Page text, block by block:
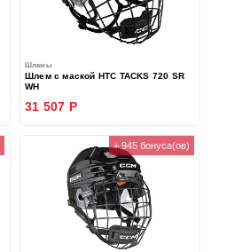
Шлемы
Шлем с маской HTC TACKS 720 SR
WH
31 507 Р
+ 945 бонуса(ов)